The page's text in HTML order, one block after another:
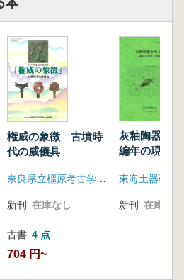
本
権威の象徴 古墳時
代の威儀具
奈良県立橿原考古学研究所附属博物館
新刊 在庫なし
古書 4 点
704 円~
灰釉陶器を
編年の現状
東海土器研究
新刊 在庫なし